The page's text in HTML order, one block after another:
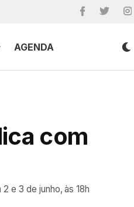
AGENDA
com
e 3 de junho, às 18h